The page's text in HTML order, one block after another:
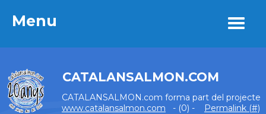
Menu
CATALANSALMON.COM
CATALANSALMON.com forma part del projecte
www.catalansalmon.com - (0) - Permalink (#)
Menu